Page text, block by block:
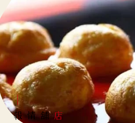
店舗情報